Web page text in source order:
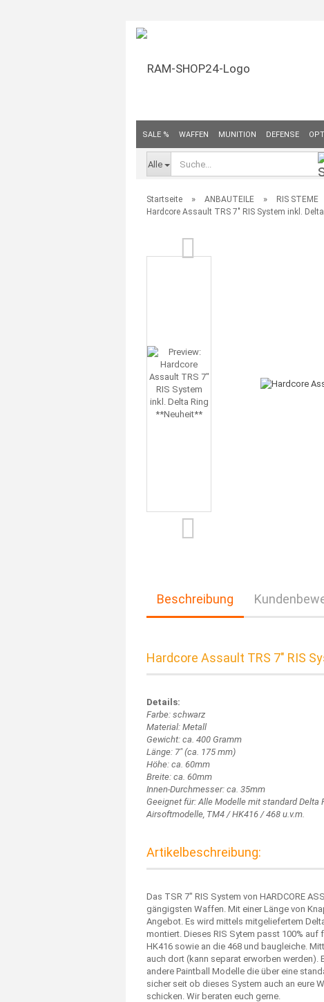
SALE % WAFFEN MUNITION DEFENSE
Alle
Startseite » ANBAUTEILE » RIS STEME
Hardcore Assault TRS 7" RIS System inkl.
Beschreibung
Hardcore Assault TRS 7" RIS
Details:
Farbe: schwarz
Material: Metall
Gewicht: ca. 400 Gramm
Länge: 7" (ca. 175 mm)
Höhe: ca. 60mm
Breite: ca. 60mm
Innen-Durchmesser: ca. 35mm
Geeignet für: Alle Modelle mit standard Delta
Airsoftmodelle, TM4 / HK416 / 468 u.v.m.
Artikelbeschreibung:
Das TSR 7" RIS System von HARDCORE
gängigsten Waffen. Mit einer Länge von
Angebot. Es wird mittels mitgeliefertem
montiert. Dieses RIS Sytem passt 100%
HK416 sowie an die 468 und baugleiche.
auch dort (kann separat erworben
andere Paintball Modelle die über eine
sicher seit ob dieses System auch an eure
schicken. Wir beraten euch gerne.